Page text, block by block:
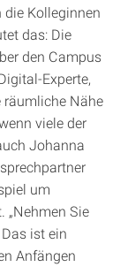
Kolleginnen
das: Die
den Campus
Experte,
räumliche Nähe
viele der
Johanna
um
„Nehmen Sie
ist ein
Anfängen